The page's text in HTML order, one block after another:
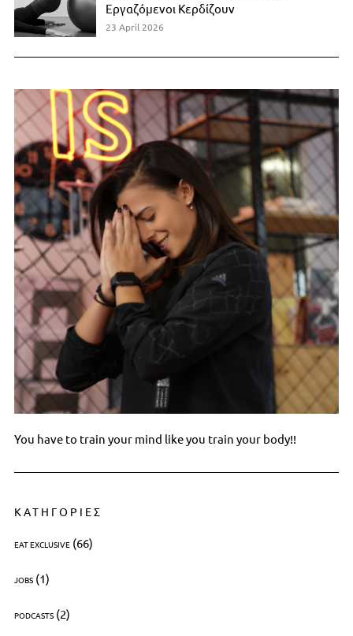
Εργαζόμενοι Κερδίζουν
23 April 2026
You have to train your mind like you train your body!!
ΚΑΤΗΓΟΡΙΕΣ
EAT EXCLUSIVE(66)
JOBS(1)
PODCASTS(2)